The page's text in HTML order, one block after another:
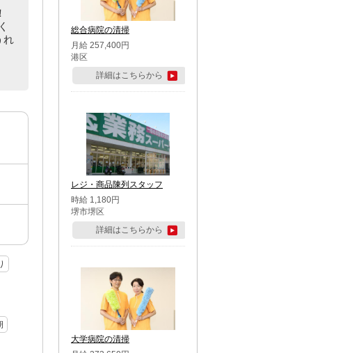
れ
総合病院の清掃
月給 257,400円
港区
詳細はこちらから
レジ・商品陳列スタッフ
時給 1,180円
堺市堺区
詳細はこちらから
大学病院の清掃